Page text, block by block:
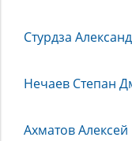
Стурдза
Нечаев Степан
Ахматов